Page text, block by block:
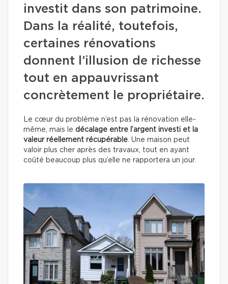
investit dans son patrimoine.
Dans la réalité, toutefois,
certaines rénovations
donnent l’illusion de richesse
tout en appauvrissant
concrètement le propriétaire.
Le cœur du problème n’est pas la rénovation elle-
même, mais le décalage entre l’argent investi et la
valeur réellement récupérable. Une maison peut
valoir plus cher après des travaux, tout en ayant
coûté beaucoup plus qu’elle ne rapportera un jour.